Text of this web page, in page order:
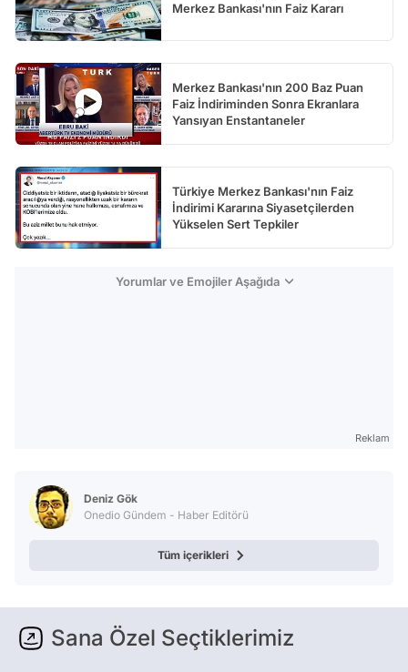
Merkez Bankası'nın Faiz Kararı
Merkez Bankası'nın 200 Baz Puan
Faiz İndiriminden Sonra Ekranlara
Yansıyan Enstantaneler
Türkiye Merkez Bankası'nın Faiz
İndirimi Kararına Siyasetçilerden
Yükselen Sert Tepkiler
Yorumlar ve Emojiler Aşağıda
Reklam
Deniz Gök
Onedio Gündem - Haber Editörü
Tüm içerikleri
Sana Özel Seçtiklerimiz